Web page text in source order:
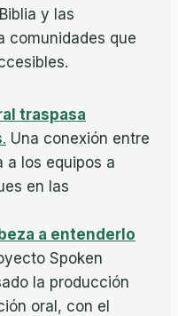
y las
comunidades que
traspasa
. Una conexión entre
a los equipos a
en las
a entenderlo
Spoken
la producción
oral, con el